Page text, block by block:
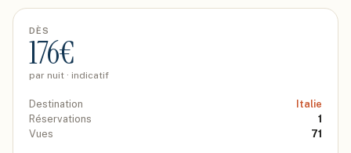
DÈS
176€
par nuit · indicatif
Destination
Italie
Réservations
1
Vues
71